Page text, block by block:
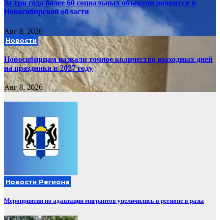
За три года более 60 социальных объектов появятся в
Новосибирской области
Авг 8, 2026
Новости
Новосибирцам назвали точное количество выходных дней
на праздники в 2027 году
Авг 8, 2026
Новости Региона
Мероприятия по адаптации мигрантов увеличились в регионе в разы